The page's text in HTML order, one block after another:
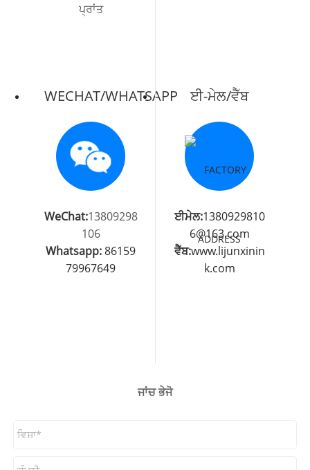
ਪ੍ਰਾਂਤ
WECHAT/WHATSAPP
WeChat:13809298
106
Whatsapp:86159
79967649
ਈ-ਮੇਲ/ਵੈੱਬ
ਈਮੇਲ:1380929810
6@163.com
ਵੈੱਬ:www.lijunxinin
k.com
ਜਾਂਚ ਭੇਜੋ